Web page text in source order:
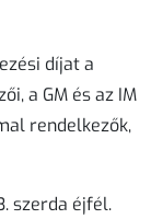
díjat a
a GM és az IM
rendelkezők,
.szerda éjfél.